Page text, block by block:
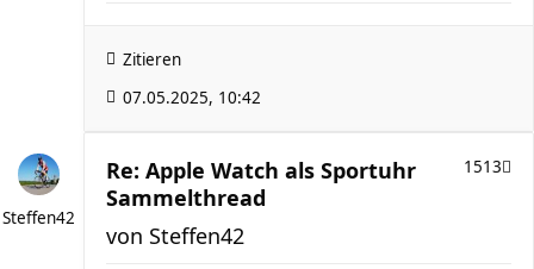
Zitieren
07.05.2025, 10:42
Steffen42
Re: Apple Watch als Sportuhr
Sammelthread
1513
von Steffen42